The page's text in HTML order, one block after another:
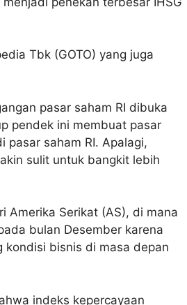
Tbk (GOTO) yang juga
pasar saham RI dibuka
pendek ini membuat pasar
pasar saham RI. Apalagi,
sulit untuk bangkit lebih
Amerika Serikat (AS), di mana
bulan Desember karena
bisnis di masa depan
indeks kepercayaan